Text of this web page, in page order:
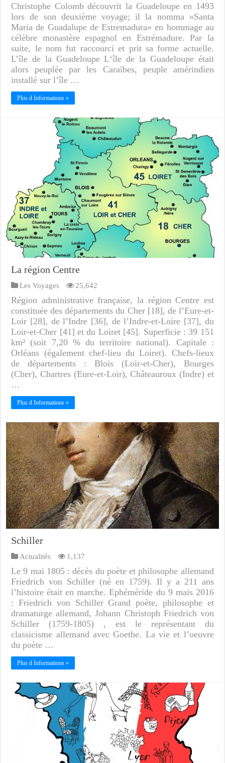
Christophe Colomb découvrit la Guadeloupe en 1493
lors de son deuxième voyage; il la nomma «Santa
Maria de Guadalupe de Estremadura» en hommage au
célèbre monastère espagnol en Estrémadure. Par la
suite, le nom fut raccourci et prit sa forme actuelle.
L’île de la Guadeloupe L‘île de la Guadeloupe était
alors peuplée par les Caraïbes, peuple amérindien
installé sur l’île …
Plus d Informations »
La région Centre
Les Voyages 25,642
Région administrative française, la région Centre est
constituée des départements du Cher [18], de l’Eure-et-
Loir [28], de l’Indre [36], de l’Indre-et-Loire [37], du
Loir-et-Cher [41] et du Loiret [45]. Superficie : 39 151
km² (soit 7,20 % du territoire national). Capitale :
Orléans (également chef-lieu du Loiret). Chefs-lieux
de départements : Blois (Loir-et-Cher), Bourges
(Cher), Chartres (Eure-et-Loir), Châteauroux (Indre) et
…
Plus d Informations »
Schiller
Actualités 1,137
Le 9 mai 1805 : décès du poète et philosophe allemand
Friedrich von Schiller (né en 1759). Il y a 211 ans
l’histoire était en marche. Ephéméride du 9 mais 2016
: Friedrich von Schiller Grand poète, philosophe et
dramaturge allemand, Johann Christoph Friedrich von
Schiller (1759-1805) , est le représentant du
classicisme allemand avec Goethe. La vie et l’oeuvre
du poète …
Plus d Informations »